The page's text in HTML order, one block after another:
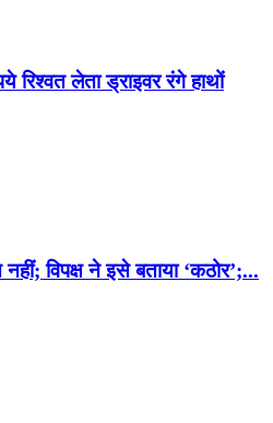
रिश्वत लेता ड्राइवर रंगे हाथों
विपक्ष ने इसे बताया ‘कठोर’;...